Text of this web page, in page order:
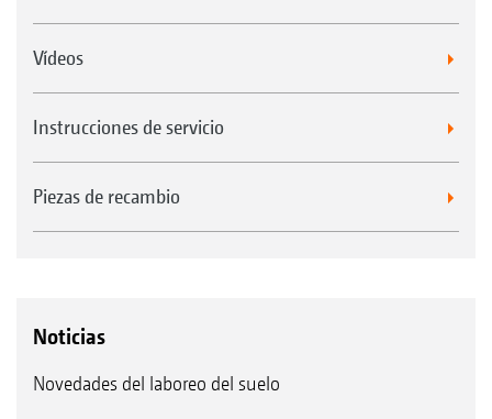
Vídeos
Instrucciones de servicio
Piezas de recambio
Noticias
Novedades del laboreo del suelo